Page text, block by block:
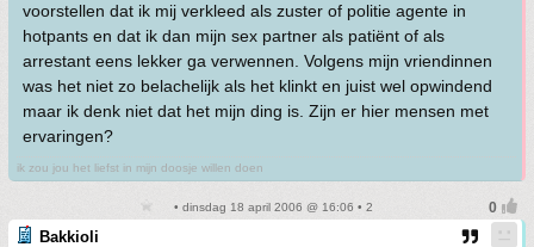
voorstellen dat ik mij verkleed als zuster of politie agente in
hotpants en dat ik dan mijn sex partner als patiënt of als
arrestant eens lekker ga verwennen. Volgens mijn vriendinnen
was het niet zo belachelijk als het klinkt en juist wel opwindend
maar ik denk niet dat het mijn ding is. Zijn er hier mensen met
ervaringen?
ik zou jou het liefst in mijn doosje willen doen
• dinsdag 18 april 2006 @ 16:06 • 2
Bakkioli